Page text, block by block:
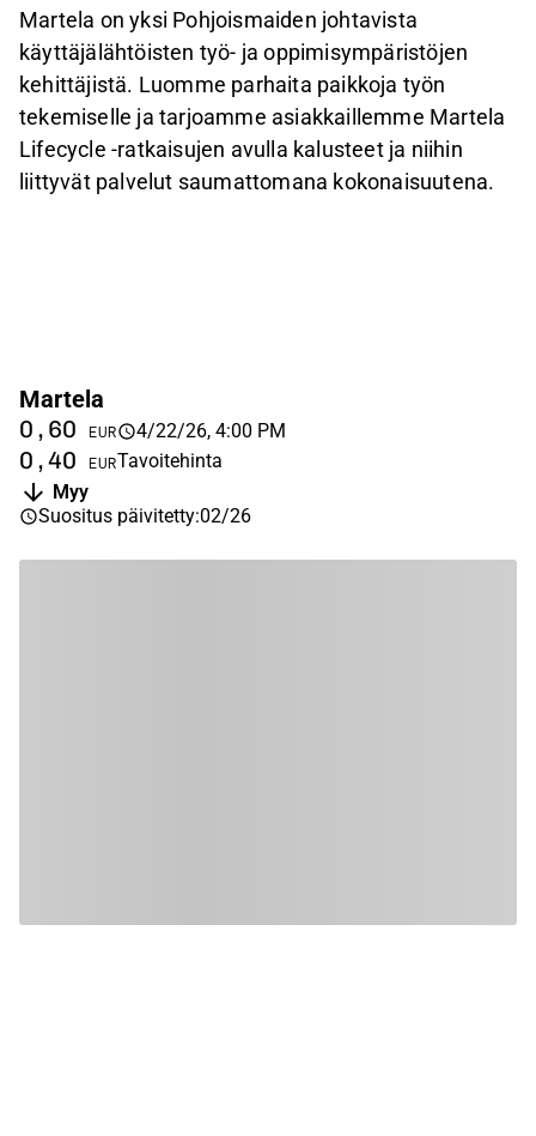
Martela on yksi Pohjoismaiden johtavista
käyttäjälähtöisten työ- ja oppimisympäristöjen
kehittäjistä. Luomme parhaita paikkoja työn
tekemiselle ja tarjoamme asiakkaillemme Martela
Lifecycle -ratkaisujen avulla kalusteet ja niihin
liittyvät palvelut saumattomana kokonaisuutena.
Martela
0,60 EUR 4/22/26, 4:00 PM
0,40 EURTavoitehinta
Myy
Suositus päivitetty:02/26